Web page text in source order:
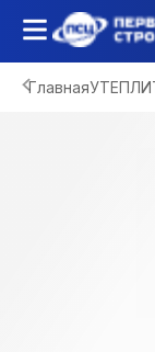
Главная